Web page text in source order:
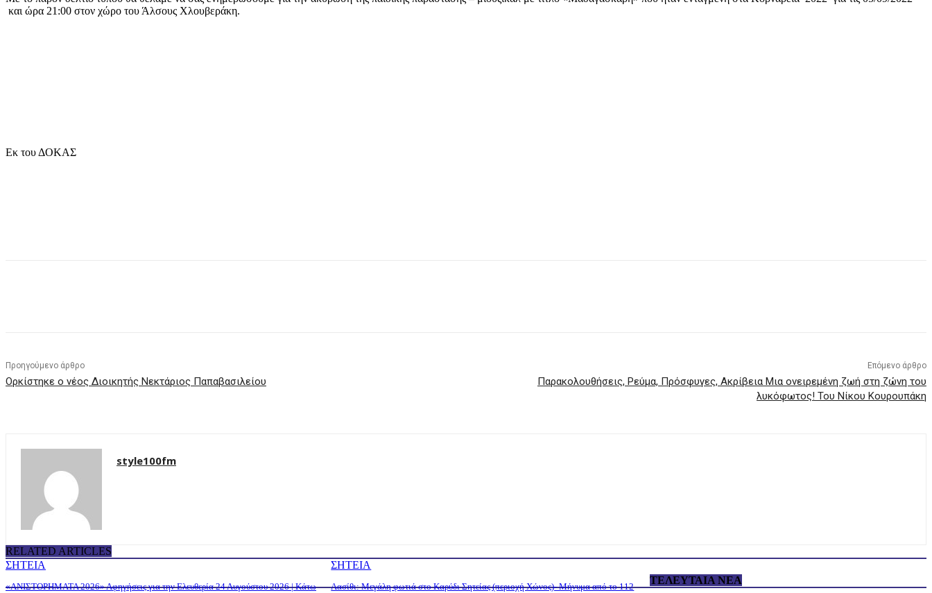
και ώρα 21:00 στον χώρο του Άλσους Χλουβεράκη.
Εκ του ΔΟΚΑΣ
Προηγούμενο άρθρο
Ορκίστηκε ο νέος Διοικητής Νεκτάριος Παπαβασιλείου
Επόμενο άρθρο
Παρακολουθήσεις, Ρεύμα, Πρόσφυγες, Ακρίβεια Μια ονειρεμένη ζωή στη ζώνη του
λυκόφωτος! Του Νίκου Κουρουπάκη
style100fm
RELATED ARTICLES
ΣΗΤΕΙΑ
«ΑΝΙΣΤΟΡΗΜΑΤΑ 2026» Αφηγήσεις για την Ελευθερία 24 Αυγούστου 2026 | Κάτω
ΣΗΤΕΙΑ
Λασίθι: Μεγάλη φωτιά στο Καρύδι Σητείας (περιοχή Χώνος)- Μήνυμα από το 112
ΤΕΛΕΥΤΑΊΑ ΝΈΑ